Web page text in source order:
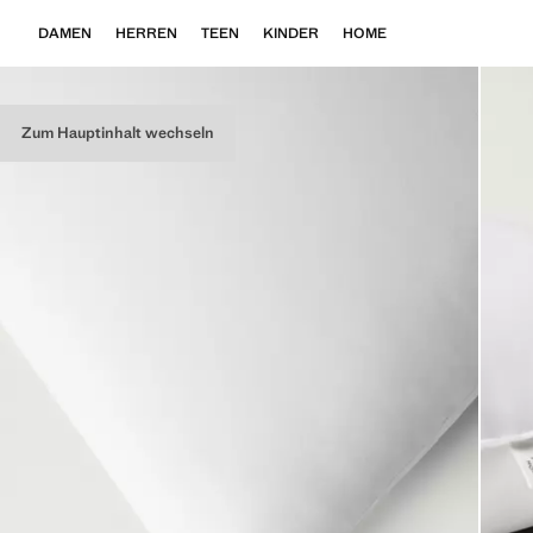
Zum Hauptinhalt wechseln
DAMEN HERREN TEEN KINDER HOME